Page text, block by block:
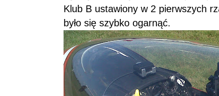
Klub B ustawiony w 2 pierwszych
było się szybko ogarnąć.